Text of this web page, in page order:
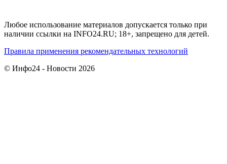
Любое использование материалов допускается только при
наличии ссылки на INFO24.RU; 18+, запрещено для детей.
Правила применения рекомендательных технологий
© Инфо24 - Новости 2026